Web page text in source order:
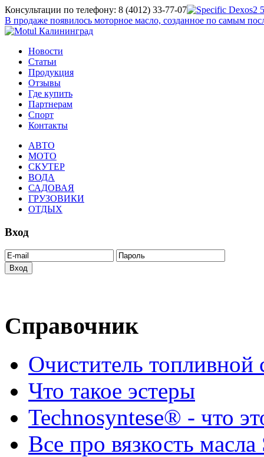
Консультации по телефону: 8 (4012) 33-77-07
В продаже появилось моторное масло, созданное по самым
Новости
Статьи
Продукция
Отзывы
Где купить
Партнерам
Спорт
Контакты
АВТО
МОТО
СКУТЕР
ВОДА
САДОВАЯ
ГРУЗОВИКИ
ОТДЫХ
Вход
Справочник
Очиститель
Что такое эстеры
Technosyntese® - что
Все про вязкость